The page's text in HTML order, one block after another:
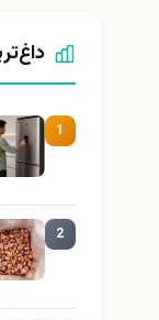
داغ‌ترین ۳
1
2